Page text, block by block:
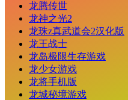
龙腾传世
龙神之光2
龙珠z真武道会2汉化版
龙王战士
龙岛极限生存游戏
龙少女游戏
龙将手机版
龙城秘境游戏